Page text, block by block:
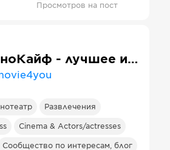
Просмотров на пост
КиноКайф - лучшее из мира кино!
Развлечения
Cinema & Actors/actresses
Сообщество по интересам, блог